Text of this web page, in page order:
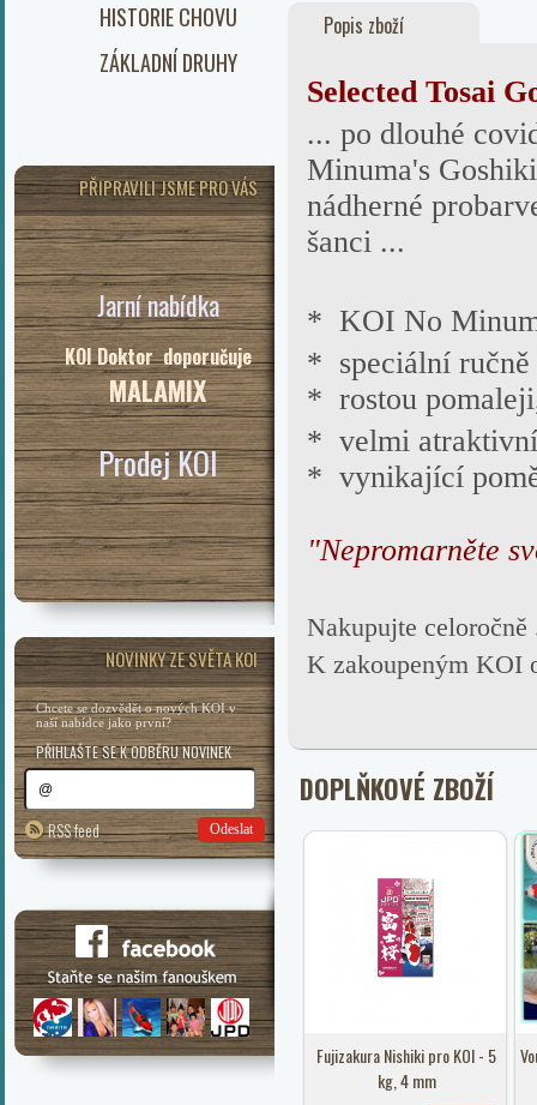
HISTORIE CHOVU
ZÁKLADNÍ DRUHY
PŘIPRAVILI JSME PRO VÁS
Jarní nabídka
KOI Doktor doporučuje
MALAMIX
Prodej KOI
NOVINKY ZE SVĚTA KOI
Chcete se dozvědět o nových KOI v
naší nabídce jako první?
PŘIHLAŠTE SE K ODBĚRU NOVINEK
RSS feed Odeslat
Popis zboží
Selected Tosai
... po dlouhé
Minuma's
nádherné
šanci ...
* KOI No
* speciální ručně
* rostou
* velmi
* vynikající
"Nepromarněte
Nakupujte
K zakoupeným KOI
DOPLŇKOVÉ ZBOŽÍ
Fujizakura Nishiki pro KOI - 5
kg, 4 mm